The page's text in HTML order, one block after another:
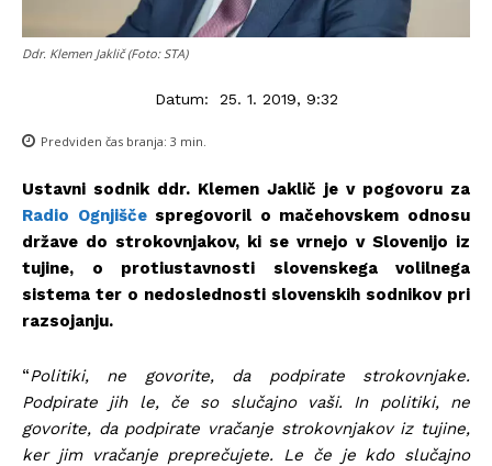
Ddr. Klemen Jaklič (Foto: STA)
Datum: 25. 1. 2019, 9:32
Predviden čas branja: 3 min.
Ustavni sodnik ddr. Klemen Jaklič je v pogovoru za
Radio Ognjiščespregovoril o mačehovskem odnosu
države do strokovnjakov, ki se vrnejo v Slovenijo iz
tujine, o protiustavnosti slovenskega volilnega
sistema ter o nedoslednosti slovenskih sodnikov pri
razsojanju.
“Politiki, ne govorite, da podpirate strokovnjake.
Podpirate jih le, če so slučajno vaši. In politiki, ne
govorite, da podpirate vračanje strokovnjakov iz tujine,
ker jim vračanje preprečujete. Le če je kdo slučajno